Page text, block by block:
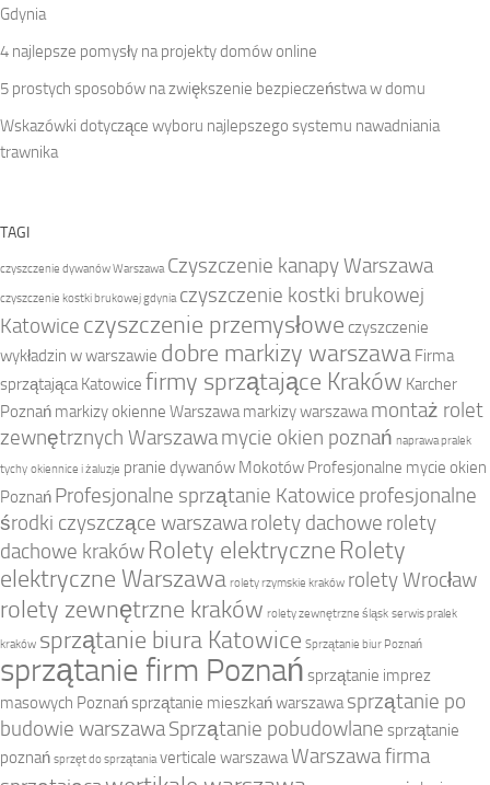
Gdynia
4 najlepsze pomysły na projekty domów online
5 prostych sposobów na zwiększenie bezpieczeństwa w domu
Wskazówki dotyczące wyboru najlepszego systemu nawadniania
trawnika
TAGI
czyszczenie dywanów Warszawa Czyszczenie kanapy Warszawa
czyszczenie kostki brukowej gdynia czyszczenie kostki brukowej
Katowice czyszczenie przemysłowe czyszczenie
wykładzin w warszawie dobre markizy warszawa Firma
sprzątająca Katowice firmy sprzątające Kraków Karcher
Poznań markizy okienne Warszawa markizy warszawa montaż rolet
zewnętrznych Warszawamycie okien poznań naprawa pralek
tychy okiennice i żaluzje pranie dywanów Mokotów Profesjonalne mycie okien
Poznań Profesjonalne sprzątanie Katowice profesjonalne
środki czyszczące warszawarolety dachowe rolety
dachowe kraków Rolety elektryczne Rolety
elektryczne Warszawa rolety rzymskie kraków rolety Wrocław
rolety zewnętrzne kraków rolety zewnętrzne śląsk serwis pralek
kraków sprzątanie biura Katowice Sprzątanie biur Poznań
sprzątanie firm Poznań sprzątanie imprez
masowych Poznańsprzątanie mieszkań warszawa sprzątanie po
budowie warszawaSprzątanie pobudowlane sprzątanie
poznań sprzęt do sprzątania verticale warszawaWarszawa firma